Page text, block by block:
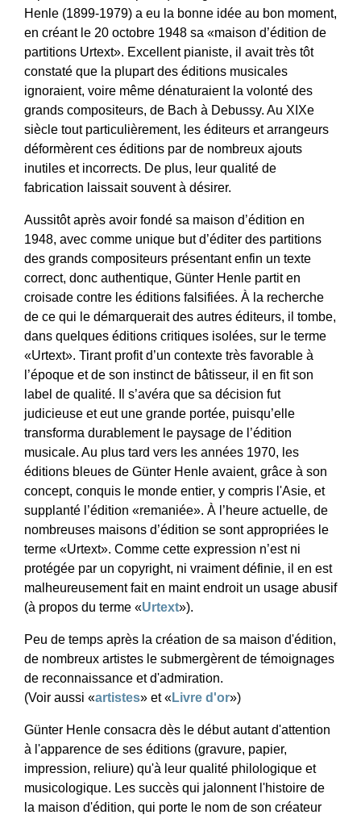
Henle (1899-1979) a eu la bonne idée au bon moment,
en créant le 20 octobre 1948 sa «maison d’édition de
partitions Urtext». Excellent pianiste, il avait très tôt
constaté que la plupart des éditions musicales
ignoraient, voire même dénaturaient la volonté des
grands compositeurs, de Bach à Debussy. Au XIXe
siècle tout particulièrement, les éditeurs et arrangeurs
déformèrent ces éditions par de nombreux ajouts
inutiles et incorrects. De plus, leur qualité de
fabrication laissait souvent à désirer.
Aussitôt après avoir fondé sa maison d’édition en
1948, avec comme unique but d’éditer des partitions
des grands compositeurs présentant enfin un texte
correct, donc authentique, Günter Henle partit en
croisade contre les éditions falsifiées. À la recherche
de ce qui le démarquerait des autres éditeurs, il tombe,
dans quelques éditions critiques isolées, sur le terme
«Urtext». Tirant profit d’un contexte très favorable à
l’époque et de son instinct de bâtisseur, il en fit son
label de qualité. Il s’avéra que sa décision fut
judicieuse et eut une grande portée, puisqu’elle
transforma durablement le paysage de l’édition
musicale. Au plus tard vers les années 1970, les
éditions bleues de Günter Henle avaient, grâce à son
concept, conquis le monde entier, y compris l'Asie, et
supplanté l’édition «remaniée». À l’heure actuelle, de
nombreuses maisons d’édition se sont appropriées le
terme «Urtext». Comme cette expression n’est ni
protégée par un copyright, ni vraiment définie, il en est
malheureusement fait en maint endroit un usage abusif
(à propos du terme «Urtext»).
Peu de temps après la création de sa maison d'édition,
de nombreux artistes le submergèrent de témoignages
de reconnaissance et d'admiration.
(Voir aussi «artistes» et «Livre d'or»)
Günter Henle consacra dès le début autant d'attention
à l'apparence de ses éditions (gravure, papier,
impression, reliure) qu'à leur qualité philologique et
musicologique. Les succès qui jalonnent l'histoire de
la maison d'édition, qui porte le nom de son créateur